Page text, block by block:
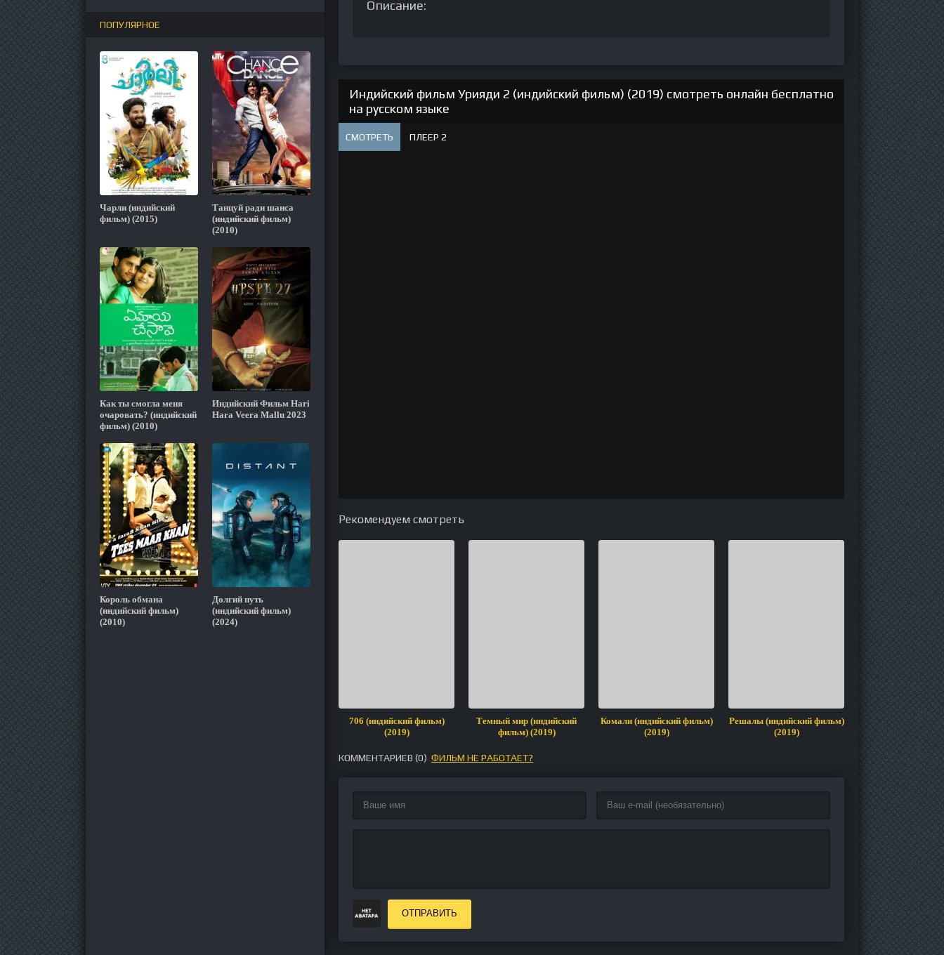
Описание:
Индийский фильм Урияди 2 (индийский фильм) (2019) смотреть онлайн бесплатно
на русском языке
СМОТРЕТЬ ПЛЕЕР 2
Рекомендуем смотреть
706 (индийский фильм)
(2019)
Темный мир (индийский
фильм) (2019)
Комали (индийский фильм)
(2019)
Решалы (индийский фильм)
(2019)
Крутант
(2019)
КОММЕНТАРИЕВ (0) ФИЛЬМ НЕ РАБОТАЕТ?
ОТПРАВИТЬ
ПОПУЛЯРНОЕ
Чарли (индийский
фильм) (2015)
Танцуй ради шанса
(индийский фильм)
(2010)
Как ты смогла меня
очаровать? (индийский
фильм) (2010)
Индийский Фильм Hari
Hara Veera Mallu 2023
Король обмана
(индийский фильм)
(2010)
Долгий путь
(индийский фильм)
(2024)